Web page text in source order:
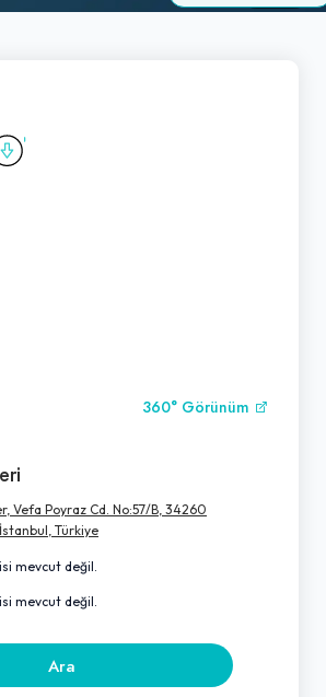
360° Görünüm
Vefa Poyraz Cd. No:57/B, 34260
Türkiye
mevcut değil.
mevcut değil.
Ara